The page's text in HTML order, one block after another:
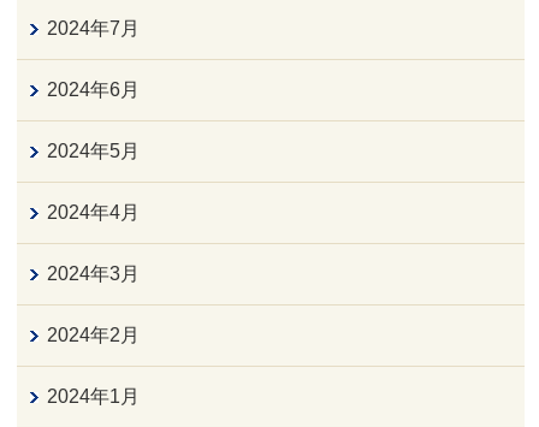
2024年7月
2024年6月
2024年5月
2024年4月
2024年3月
2024年2月
2024年1月